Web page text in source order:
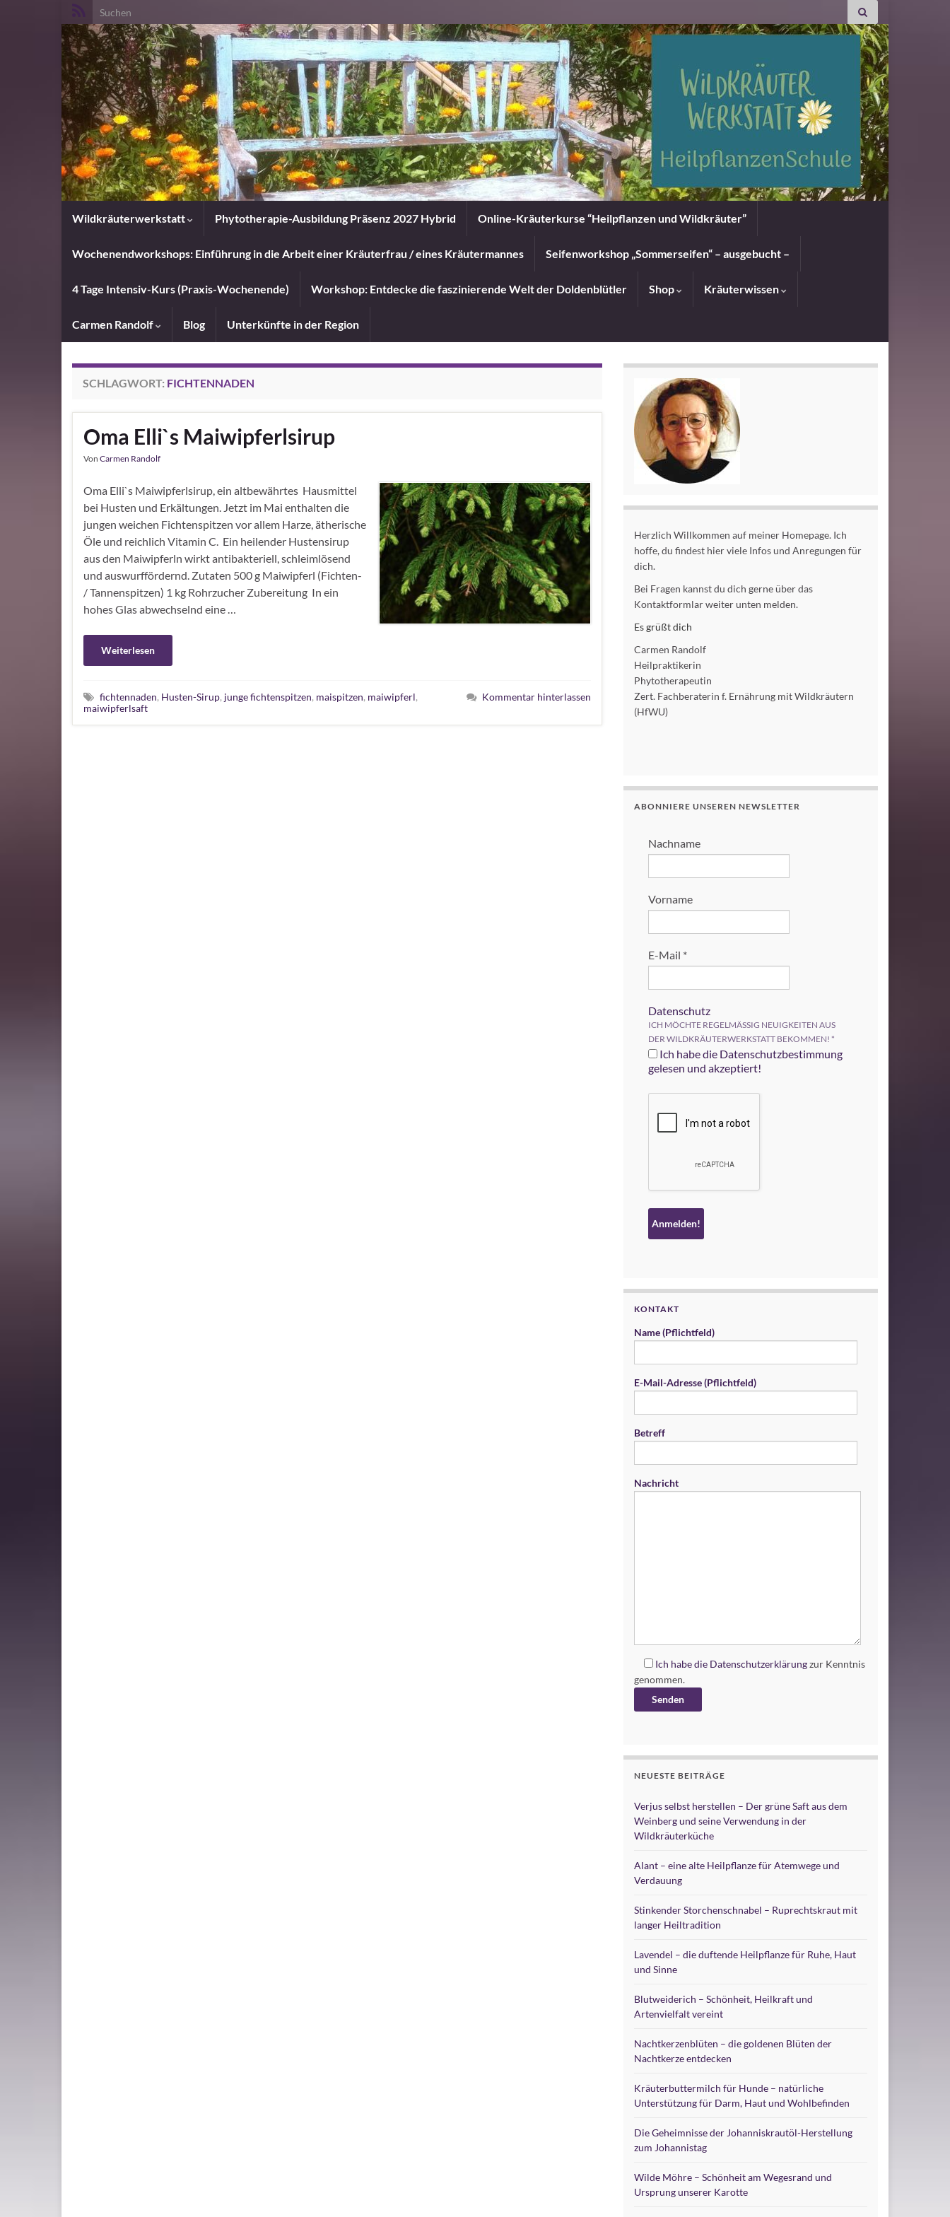
Search for:
Wildkräuterwerkstatt Phytotherapie-Ausbildung Präsenz 2027 Hybrid Online-Kräuterkurse “Heilpflanzen und Wildkräuter”
Wochenendworkshops: Einführung in die Arbeit einer Kräuterfrau / eines Kräutermannes Seifenworkshop „Sommerseifen“ – ausgebucht –
4 Tage Intensiv-Kurs (Praxis-Wochenende) Workshop: Entdecke die faszinierende Welt der Doldenblütler Shop Kräuterwissen
Carmen Randolf Blog Unterkünfte in der Region
SCHLAGWORT: FICHTENNADEN
Oma Elli`s Maiwipferlsirup
Von Carmen Randolf
Oma Elli`s Maiwipferlsirup, ein altbewährtes Hausmittel
bei Husten und Erkältungen. Jetzt im Mai enthalten die
jungen weichen Fichtenspitzen vor allem Harze, ätherische
Öle und reichlich Vitamin C. Ein heilender Hustensirup
aus den Maiwipferln wirkt antibakteriell, schleimlösend
und auswurffördernd. Zutaten 500 g Maiwipferl (Fichten-
/ Tannenspitzen) 1 kg Rohrzucher Zubereitung In ein
hohes Glas abwechselnd eine …
Weiterlesen
fichtennaden, Husten-Sirup, junge fichtenspitzen, maispitzen, maiwipferl,
maiwipferlsaft
Kommentar hinterlassen
Herzlich Willkommen auf meiner Homepage. Ich
hoffe, du findest hier viele Infos und Anregungen für
dich.
Bei Fragen kannst du dich gerne über das
Kontaktformlar weiter unten melden.
Es grüßt dich
Carmen Randolf
Heilpraktikerin
Phytotherapeutin
Zert. Fachberaterin f. Ernährung mit Wildkräutern
(HfWU)
ABONNIERE UNSEREN NEWSLETTER
Nachname
Vorname
E-Mail *
Datenschutz
ICH MÖCHTE REGELMÄSSIG NEUIGKEITEN AUS
DER WILDKRÄUTERWERKSTATT BEKOMMEN! *
Ich habe die Datenschutzbestimmung
gelesen und akzeptiert!
KONTAKT
Name (Pflichtfeld)
E-Mail-Adresse (Pflichtfeld)
Betreff
Nachricht
Ich habe die Datenschutzerklärungzur Kenntnis
genommen.
NEUESTE BEITRÄGE
Verjus selbst herstellen – Der grüne Saft aus dem
Weinberg und seine Verwendung in der
Wildkräuterküche
Alant – eine alte Heilpflanze für Atemwege und
Verdauung
Stinkender Storchenschnabel – Ruprechtskraut mit
langer Heiltradition
Lavendel – die duftende Heilpflanze für Ruhe, Haut
und Sinne
Blutweiderich – Schönheit, Heilkraft und
Artenvielfalt vereint
Nachtkerzenblüten – die goldenen Blüten der
Nachtkerze entdecken
Kräuterbuttermilch für Hunde – natürliche
Unterstützung für Darm, Haut und Wohlbefinden
Die Geheimnisse der Johanniskrautöl-Herstellung
zum Johannistag
Wilde Möhre – Schönheit am Wegesrand und
Ursprung unserer Karotte